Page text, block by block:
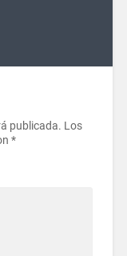
publicada. Los
*